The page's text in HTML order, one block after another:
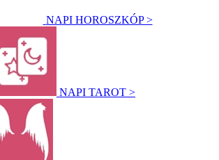
NAPI HOROSZKÓP >
NAPI TAROT >